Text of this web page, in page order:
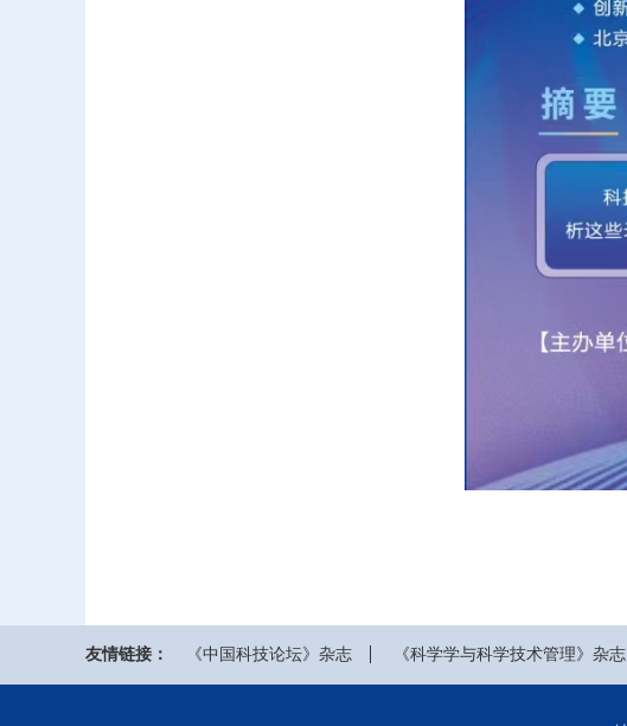
友情链接： 《中国科技论坛》杂志 《科学学与科学技术管理》杂志